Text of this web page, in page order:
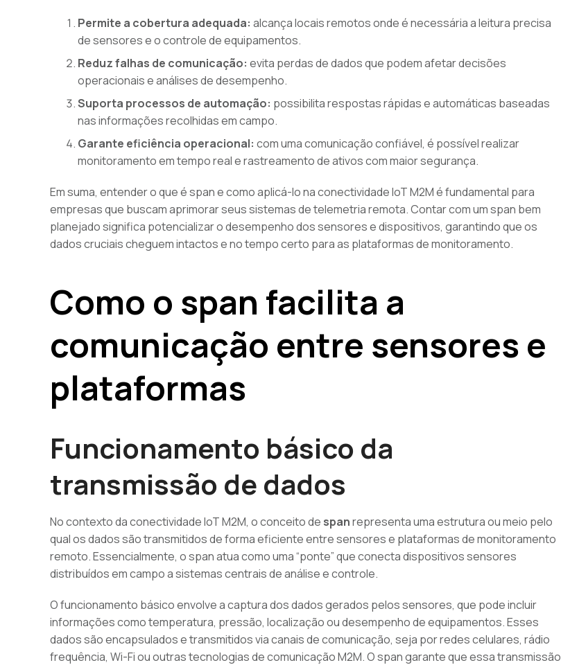
Permite a cobertura adequada: alcança locais remotos onde é necessária a leitura precisa
de sensores e o controle de equipamentos.
Reduz falhas de comunicação: evita perdas de dados que podem afetar decisões
operacionais e análises de desempenho.
Suporta processos de automação: possibilita respostas rápidas e automáticas baseadas
nas informações recolhidas em campo.
Garante eficiência operacional: com uma comunicação confiável, é possível realizar
monitoramento em tempo real e rastreamento de ativos com maior segurança.
Em suma, entender o que é span e como aplicá-lo na conectividade IoT M2M é fundamental para
empresas que buscam aprimorar seus sistemas de telemetria remota. Contar com um span bem
planejado significa potencializar o desempenho dos sensores e dispositivos, garantindo que os
dados cruciais cheguem intactos e no tempo certo para as plataformas de monitoramento.
Como o span facilita a
comunicação entre sensores e
plataformas
Funcionamento básico da
transmissão de dados
No contexto da conectividade IoT M2M, o conceito de spanrepresenta uma estrutura ou meio pelo
qual os dados são transmitidos de forma eficiente entre sensores e plataformas de monitoramento
remoto. Essencialmente, o span atua como uma “ponte” que conecta dispositivos sensores
distribuídos em campo a sistemas centrais de análise e controle.
O funcionamento básico envolve a captura dos dados gerados pelos sensores, que pode incluir
informações como temperatura, pressão, localização ou desempenho de equipamentos. Esses
dados são encapsulados e transmitidos via canais de comunicação, seja por redes celulares, rádio
frequência, Wi-Fi ou outras tecnologias de comunicação M2M. O span garante que essa transmissão